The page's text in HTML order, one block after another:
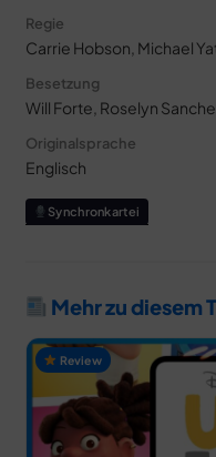
Regie
Carrie Hobson, Michael
Besetzung
Will Forte, Roselyn
Originalsprache
Englisch
Synchronkartei
Mehr zu diesem
Review